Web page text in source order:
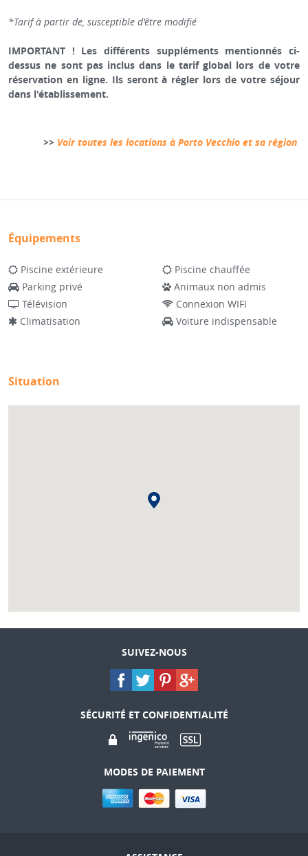
*Tarif à partir de, susceptible d'être modifié
IMPORTANT ! Les différents suppléments mentionnés ci-
dessus ne sont pas inclus dans le tarif global lors de votre
réservation en ligne. Ils seront à régler lors de votre séjour
dans l'établissement.
>> Voir toutes les locations à Porto Vecchio et sa région
Équipements
Piscine extérieure
Piscine chauffée
Parking privé
Animaux non admis
Télévision
Connexion WIFI
Climatisation
Voiture indispensable
Situation
SUIVEZ-NOUS
SÉCURITÉ ET CONFIDENTIALITÉ
MODES DE PAIEMENT